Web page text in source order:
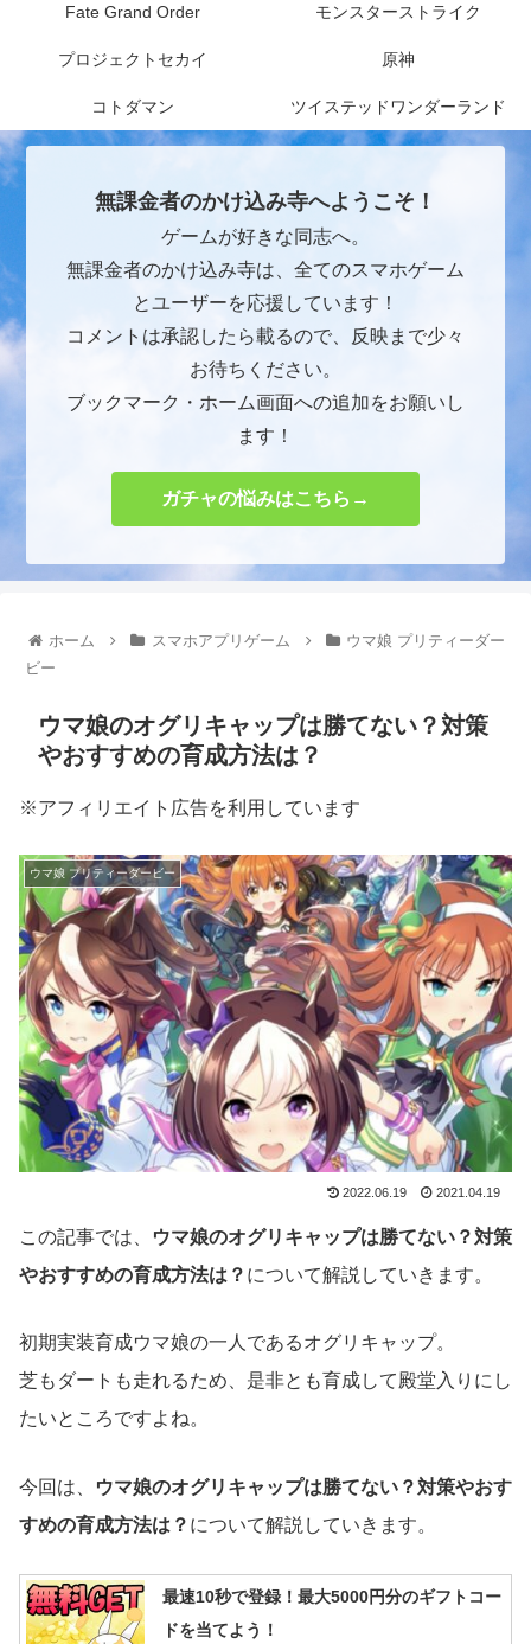
Fate Grand Order モンスターストライク
プロジェクトセカイ 原神
コトダマン ツイステッドワンダーランド
無課金者のかけ込み寺へようこそ！
ゲームが好きな同志へ。
無課金者のかけ込み寺は、全てのスマホゲーム
とユーザーを応援しています！
コメントは承認したら載るので、反映まで少々
お待ちください。
ブックマーク・ホーム画面への追加をお願いし
ます！
ガチャの悩みはこちら→
ホーム スマホアプリゲーム
ウマ娘 プリティーダー
ビー
ウマ娘のオグリキャップは勝てない？対策
やおすすめの育成方法は？
※アフィリエイト広告を利用しています
ウマ娘 プリティーダービー
2022.06.19 2021.04.19
この記事では、
ウマ娘のオグリキャップは勝てない？対策
やおすすめの育成方法は？ について解説していきます。
初期実装育成ウマ娘の一人であるオグリキャップ。
芝もダートも走れるため、是非とも育成して殿堂入りにし
たいところですよね。
今回は、
ウマ娘のオグリキャップは勝てない？対策やおす
すめの育成方法は？ について解説していきます。
最速10秒で登録！最大5000円分のギフトコー
ドを当てよう！